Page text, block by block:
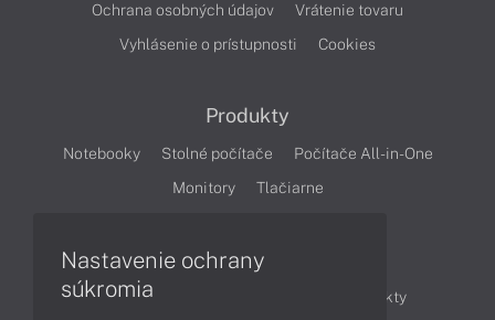
Ochrana osobných údajov
Vrátenie tovaru
Vyhlásenie o prístupnosti
Cookies
Produkty
Notebooky Stolné počítače
Počítače All-in-One
Monitory
Tlačiarne
Články
Obchodné informácie
Produkty
Nastavenie ochrany
súkromia